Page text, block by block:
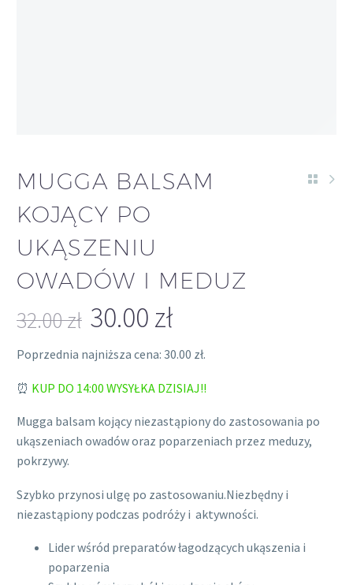
MUGGA BALSAM
KOJĄCY PO
UKĄSZENIU
OWADÓW I MEDUZ
32.00zł
Pierwotna
cena
wynosiła:
32.00 zł.
30.00 zł
Aktualna
cena
wynosi:
30.00 zł.
Poprzednia najniższa cena: 30.00 zł.
⏰ KUP DO 14:00 WYSYŁKA DZISIAJ!!
Mugga balsam kojący niezastąpiony do zastosowania po
ukąszeniach owadów oraz poparzeniach przez meduzy,
pokrzywy.
Szybko przynosi ulgę po zastosowaniu.Niezbędny i
niezastąpiony podczas podróży i aktywności.
Lider wśród preparatów łagodzących ukąszenia i
poparzenia